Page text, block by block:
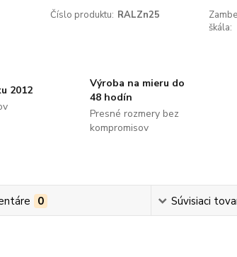
Číslo produktu: RALZn25
škála:
2012
Výroba na mieru do
48 hodín
Presné rozmery bez
kompromisov
0 Súvisiaci